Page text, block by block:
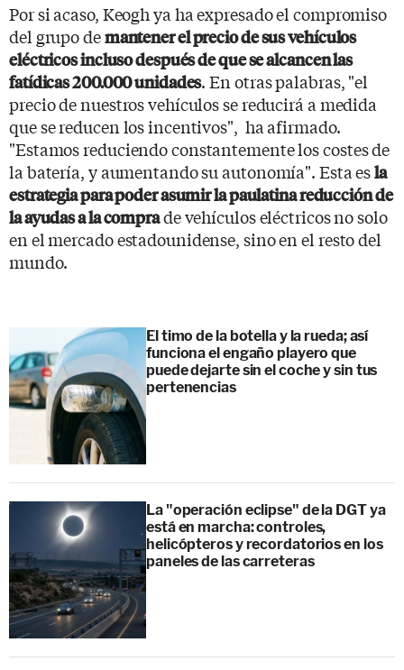
Por si acaso, Keogh ya ha expresado el compromiso
del grupo demantener el precio de sus vehículos
eléctricos incluso después de que se alcancen las
fatídicas 200.000 unidades. En otras palabras, "el
precio de nuestros vehículos se reducirá a medida
que se reducen los incentivos", ha afirmado.
"Estamos reduciendo constantemente los costes de
la batería, y aumentando su autonomía". Esta esla
estrategia para poder asumir la paulatina reducción de
la ayudas a la comprade vehículos eléctricos no solo
en el mercado estadounidense, sino en el resto del
mundo.
El timo de la botella y la rueda; así
funciona el engaño playero que
puede dejarte sin el coche y sin tus
pertenencias
La "operación eclipse" de la DGT ya
está en marcha: controles,
helicópteros y recordatorios en los
paneles de las carreteras